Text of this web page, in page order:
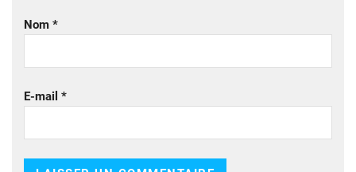
Nom *
E-mail *